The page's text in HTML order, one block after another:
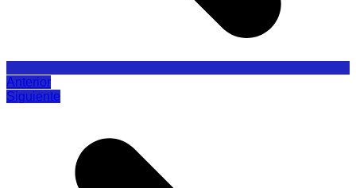
Anterior
Siguiente